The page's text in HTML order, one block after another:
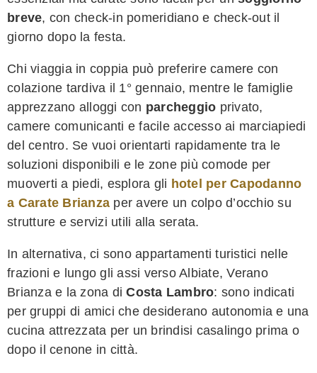
breve, con check-in pomeridiano e check-out il
giorno dopo la festa.
Chi viaggia in coppia può preferire camere con
colazione tardiva il 1° gennaio, mentre le famiglie
apprezzano alloggi con parcheggio privato,
camere comunicanti e facile accesso ai marciapiedi
del centro. Se vuoi orientarti rapidamente tra le
soluzioni disponibili e le zone più comode per
muoverti a piedi, esplora gli hotel per Capodanno
a Carate Brianza per avere un colpo d’occhio su
strutture e servizi utili alla serata.
In alternativa, ci sono appartamenti turistici nelle
frazioni e lungo gli assi verso Albiate, Verano
Brianza e la zona diCosta Lambro: sono indicati
per gruppi di amici che desiderano autonomia e una
cucina attrezzata per un brindisi casalingo prima o
dopo il cenone in città.